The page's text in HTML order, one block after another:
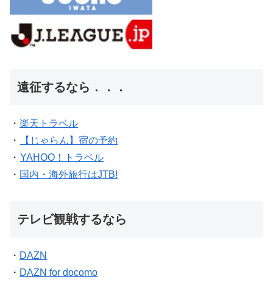
遠征するなら．．．
・ 楽天トラベル
・
【じゃらん】宿の予約
・ YAHOO！トラベル
・ 国内・海外旅行はJTB!
テレビ観戦するなら
・ DAZN
・ DAZN for docomo